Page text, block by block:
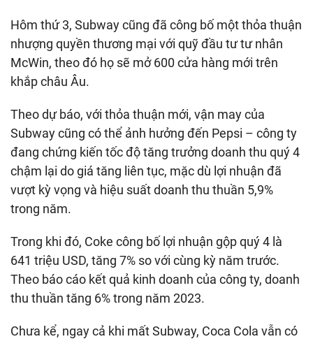
Hôm thứ 3, Subway cũng đã công bố một thỏa thuận
nhượng quyền thương mại với quỹ đầu tư tư nhân
McWin, theo đó họ sẽ mở 600 cửa hàng mới trên
khắp châu Âu.
Theo dự báo, với thỏa thuận mới, vận may của
Subway cũng có thể ảnh hưởng đến Pepsi – công ty
đang chứng kiến tốc độ tăng trưởng doanh thu quý 4
chậm lại do giá tăng liên tục, mặc dù lợi nhuận đã
vượt kỳ vọng và hiệu suất doanh thu thuần 5,9%
trong năm.
Trong khi đó, Coke công bố lợi nhuận gộp quý 4 là
641 triệu USD, tăng 7% so với cùng kỳ năm trước.
Theo báo cáo kết quả kinh doanh của công ty, doanh
thu thuần tăng 6% trong năm 2023.
Chưa kể, ngay cả khi mất Subway, Coca Cola vẫn có